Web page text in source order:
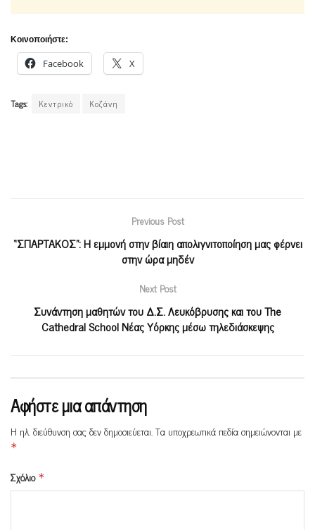
Κοινοποιήστε:
Facebook X
Tags: Κεντρικό Κοζάνη
Previous Post
“ΣΠΑΡΤΑΚΟΣ”: Η εμμονή στην βίαιη απολιγνιτοποίηση μας φέρνει
στην ώρα μηδέν
Next Post
Συνάντηση μαθητών του Δ.Σ. Λευκόβρυσης και του The
Cathedral School Νέας Υόρκης μέσω τηλεδιάσκεψης
Αφήστε μια απάντηση
Η ηλ. διεύθυνση σας δεν δημοσιεύεται.Τα υποχρεωτικά πεδία σημειώνονται με
*
Σχόλιο *